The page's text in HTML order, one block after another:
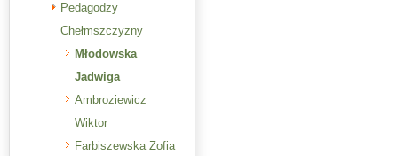
Pedagodzy
Chełmszczyzny
Młodowska
Jadwiga
Ambroziewicz
Wiktor
Farbiszewska Zofia